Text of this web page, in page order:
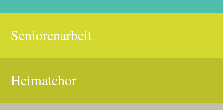
Seniorenarbeit
Heimatchor